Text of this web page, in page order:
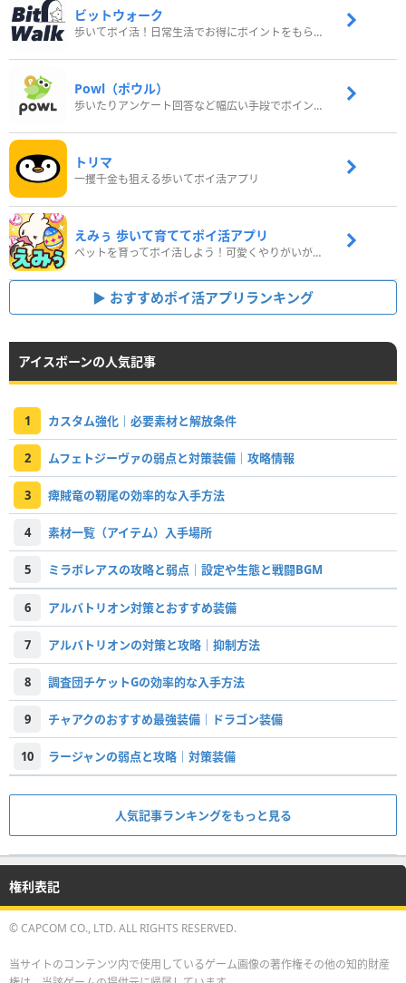
ビットウォーク
歩いてポイ活！日常生活でお得にポイントをもらおう
Powl（ポウル）
歩いたりアンケート回答など幅広い手段でポイントをゲット
トリマ
一攫千金も狙える歩いてポイ活アプリ
えみぅ 歩いて育ててポイ活アプリ
ペットを育ってポイ活しよう！可愛くやりがいがある新感覚アプリ
おすすめポイ活アプリランキング
アイスボーンの人気記事
1 カスタム強化｜必要素材と解放条件
2 ムフェトジーヴァの弱点と対策装備｜攻略情報
3 痺賊竜の靭尾の効率的な入手方法
4 素材一覧（アイテム）入手場所
5 ミラボレアスの攻略と弱点｜設定や生態と戦闘BGM
6 アルバトリオン対策とおすすめ装備
7 アルバトリオンの対策と攻略｜抑制方法
8 調査団チケットGの効率的な入手方法
9 チャアクのおすすめ最強装備｜ドラゴン装備
10 ラージャンの弱点と攻略｜対策装備
人気記事ランキングをもっと見る
権利表記
© CAPCOM CO., LTD. ALL RIGHTS RESERVED.
当サイトのコンテンツ内で使用しているゲーム画像の著作権その他の知的財産